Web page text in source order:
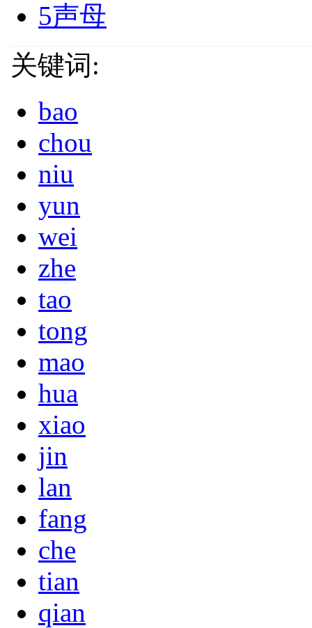
5声母
关键词:
bao
chou
niu
yun
wei
zhe
tao
tong
mao
hua
xiao
jin
lan
fang
che
tian
qian